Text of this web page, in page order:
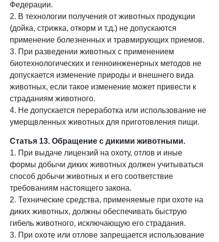
Федерации.
2. В технологии получения от животных продукции
(дойка, стрижка, откорм и т.д.) не допускаются
применение болезненных и травмирующих приемов.
3. При разведении животных с применением
биотехнологических и генноинженерных методов не
допускается изменение природы и внешнего вида
животных, если такое изменение может привести к
страданиям животного.
4. Не допускается переработка или использование не
умерщвленных животных для приготовления пищи.
Статья 13. Обращение с дикими животными.
1. При выдаче лицензий на охоту, отлов и иные
формы добычи диких животных должен учитываться
способ добычи животных и его соответствие
требованиям настоящего закона.
2. Технические средства, применяемые при охоте на
диких животных, должны обеспечивать быструю
гибель животного, исключающую его страдания.
3. При охоте или отлове запрещается использование